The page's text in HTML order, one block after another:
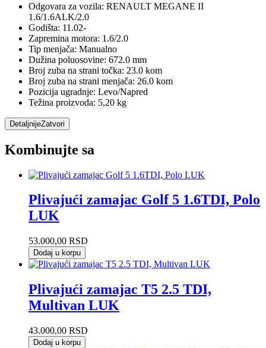
Odgovara za vozila: RENAULT MEGANE II
1.6/1.6ALK/2.0
Godišta: 11.02-
Zapremina motora: 1.6/2.0
Tip menjača: Manualno
Dužina poluosovine: 672.0 mm
Broj zuba na strani točka: 23.0 kom
Broj zuba na strani menjača: 26.0 kom
Pozicija ugradnje: Levo/Napred
Težina proizvoda: 5,20 kg
DetaljnijeZatvori
Kombinujte sa
Plivajući zamajac Golf 5 1.6TDI, Polo
LUK
53.000,00 RSD
Dodaj u korpu
Plivajući zamajac T5 2.5 TDI,
Multivan LUK
43.000,00 RSD
Dodaj u korpu